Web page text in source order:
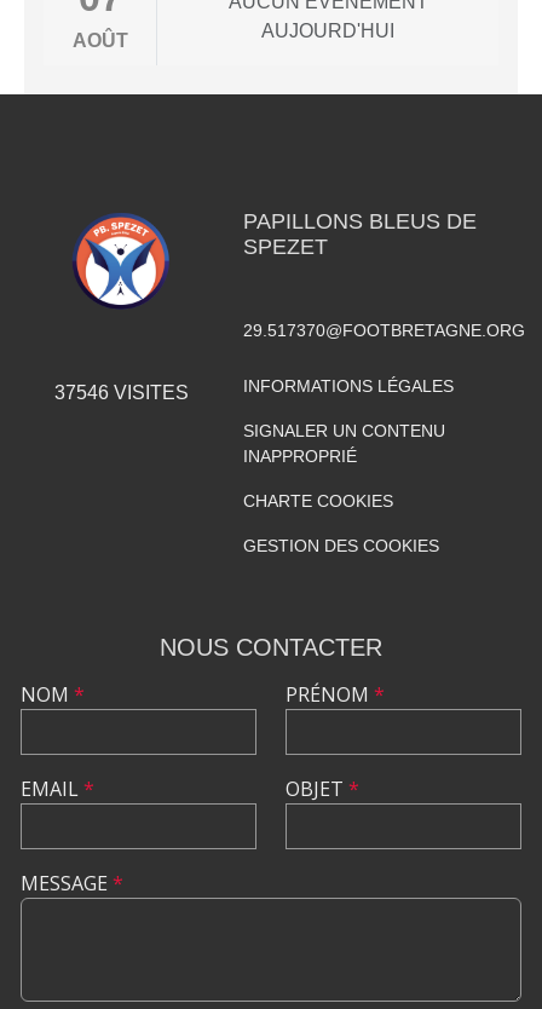
AOÛT
AUJOURD'HUI
37546VISITES
PAPILLONS BLEUS DE
SPEZET
29.517370@FOOTBRETAGNE.ORG
INFORMATIONS LÉGALES
SIGNALER UN CONTENU
INAPPROPRIÉ
CHARTE COOKIES
GESTION DES COOKIES
NOUS CONTACTER
NOM *
EMAIL*
PRÉNOM *
OBJET *
MESSAGE *